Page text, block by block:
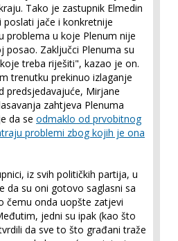
Tako je zastupnik Elmedin
poslati jače i konkretnije
problema u koje Plenum nije
Zaključci Plenuma su
treba riješiti", kazao je on.
trenutku prekinuo izlaganje
predsjedavajuće, Mirjane
zahtjeva Plenuma
da se odmaklo od prvobitnog
problemi zbog kojih je ona
iz svih političkih partija, u
da su oni gotovo saglasni sa
čemu onda uopšte zatjevi
jedni su ipak (kao što
da sve to što građani traže